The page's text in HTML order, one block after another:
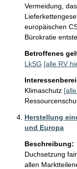
Vermeidung,
europäischen
Bürokratie
Betroffenes
LkSG [alle RV
Klimaschutz
Herstellung
und Europa
Beschreibung:
Duchsetzung
allen